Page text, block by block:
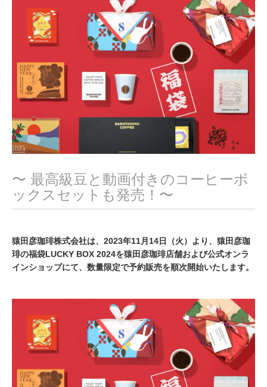
0
2
0
2
3
〜 最高級豆と動画付きのコーヒーボ
ックスセットも発売！〜
猿田彦珈琲株式会社は、2023年11月14日（火）より、猿田彦珈
琲の福袋LUCKY BOX 2024を猿田彦珈琲店舗および公式オンラ
インショップにて、数量限定で予約販売を順次開始いたします。